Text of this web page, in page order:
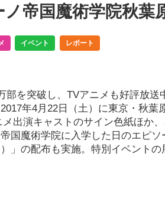
帝国魔術学院秋葉
イベント レポート
部を突破し、TVアニメも好評放
年4月22日（土）に東京・秋
メ出演キャストのサイン色紙ほか
国魔術学院に入学した日のエピ
」の配布も実施。特別イベント